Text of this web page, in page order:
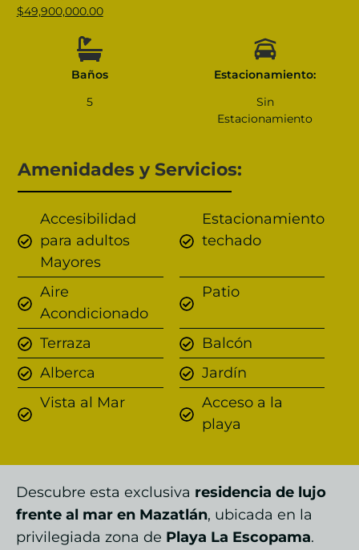
$49,900,000.00
Baños
5
Estacionamiento:
Sin
Estacionamiento
Amenidades y Servicios:
Accesibilidad
para adultos
Mayores
Estacionamiento
techado
Aire
Acondicionado
Patio
Terraza
Balcón
Alberca
Jardín
Vista al Mar
Acceso a la
playa
Descubre esta exclusiva residencia de lujo
frente al mar en Mazatlán, ubicada en la
privilegiada zona de Playa La Escopama.